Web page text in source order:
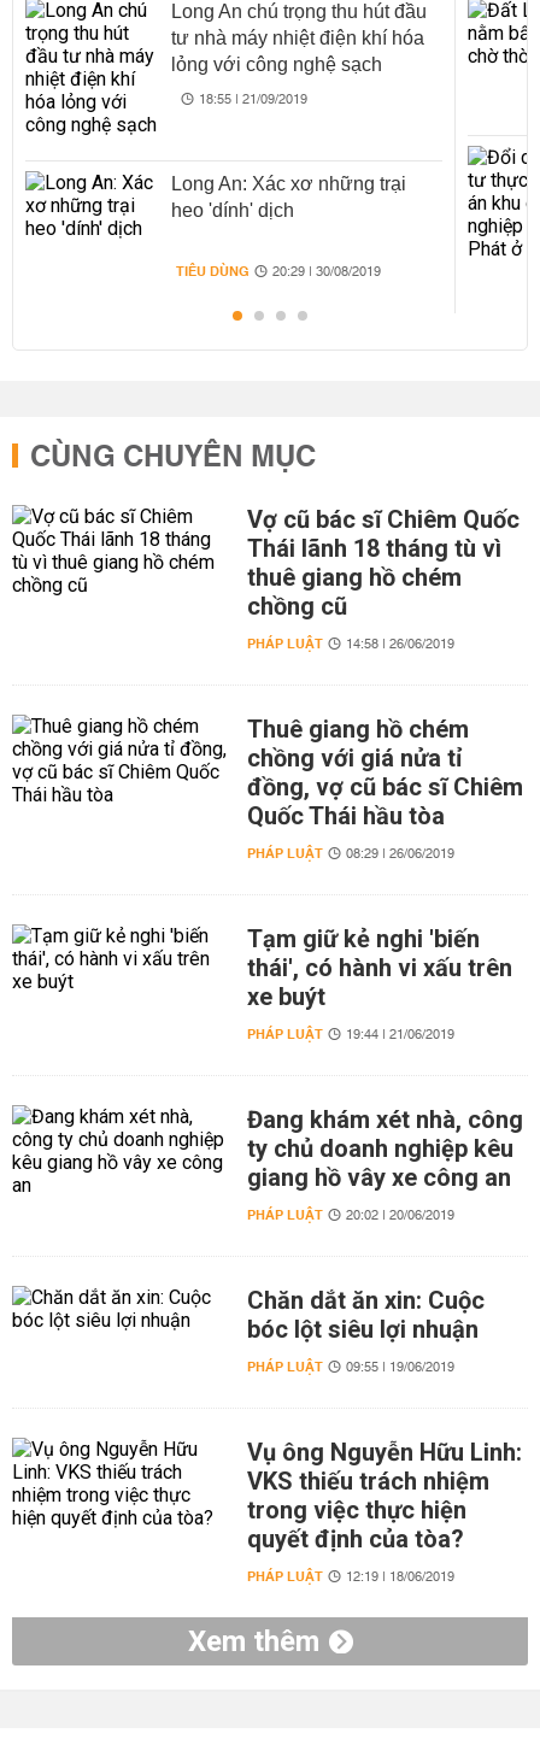
Long An chú trọng thu hút đầu
tư nhà máy nhiệt điện khí hóa
lỏng với công nghệ sạch
18:55 | 21/09/2019
Long An: Xác xơ những trại
heo 'dính' dịch
TIÊU DÙNG 20:29 | 30/08/2019
CÙNG CHUYÊN MỤC
Vợ cũ bác sĩ Chiêm Quốc
Thái lãnh 18 tháng tù vì
thuê giang hồ chém
chồng cũ
PHÁP LUẬT 14:58 | 26/06/2019
Thuê giang hồ chém
chồng với giá nửa tỉ
đồng, vợ cũ bác sĩ Chiêm
Quốc Thái hầu tòa
PHÁP LUẬT 08:29 | 26/06/2019
Tạm giữ kẻ nghi 'biến
thái', có hành vi xấu trên
xe buýt
PHÁP LUẬT 19:44 | 21/06/2019
Đang khám xét nhà, công
ty chủ doanh nghiệp kêu
giang hồ vây xe công an
PHÁP LUẬT 20:02 | 20/06/2019
Chăn dắt ăn xin: Cuộc
bóc lột siêu lợi nhuận
PHÁP LUẬT 09:55 | 19/06/2019
Vụ ông Nguyễn Hữu Linh:
VKS thiếu trách nhiệm
trong việc thực hiện
quyết định của tòa?
PHÁP LUẬT 12:19 | 18/06/2019
Xem thêm